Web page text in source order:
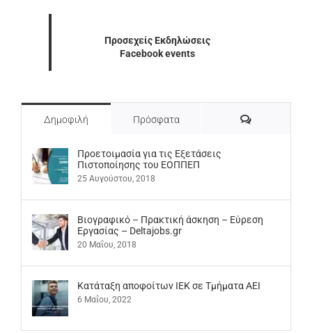
Προσεχείς Εκδηλώσεις
Facebook events
Δημοφιλή Πρόσφατα Σχόλια
Προετοιμασία για τις Εξετάσεις
Πιστοποίησης του ΕΟΠΠΕΠ
25 Αυγούστου, 2018
Βιογραφικό – Πρακτική άσκηση – Εύρεση
Εργασίας – Deltajobs.gr
20 Μαΐου, 2018
Kατάταξη αποφοίτων ΙΕΚ σε Τμήματα ΑΕΙ
6 Μαΐου, 2022